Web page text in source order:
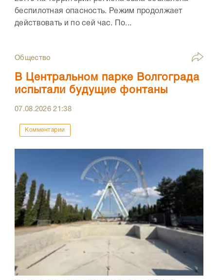
беспилотная опасность. Режим продолжает
действовать и по сей час. По...
Общество
В Центральном парке Волгограда
испытали будущие фонтаны
07.08.202621:38
Комментарии